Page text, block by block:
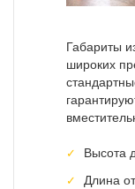
Габариты
широких
Высота
Длина